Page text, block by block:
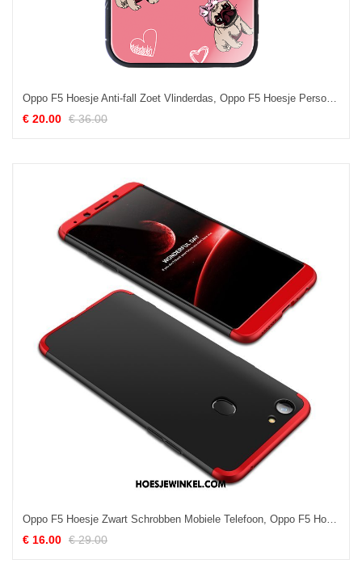
Oppo F5 Hoesje Anti-fall Zoet Vlinderdas, Oppo F5 Hoesje Persoonlijk Mooie
€ 20.00 € 36.00
Oppo F5 Hoesje Zwart Schrobben Mobiele Telefoon, Oppo F5 Hoesje Scheppend Anti-fall
€ 16.00 € 29.00